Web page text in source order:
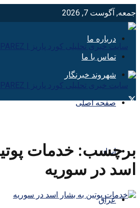
جمعه, آگوست 7, 2026
درباره ما
تماس با ما
شهروند خبرنگار
صفحه اصلی
ایران
عراق
برچسب: خدمات
اسد در سوريه